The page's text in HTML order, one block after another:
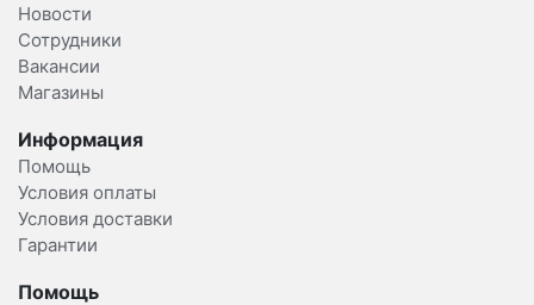
Новости
Сотрудники
Вакансии
Магазины
Информация
Помощь
Условия оплаты
Условия доставки
Гарантии
Помощь